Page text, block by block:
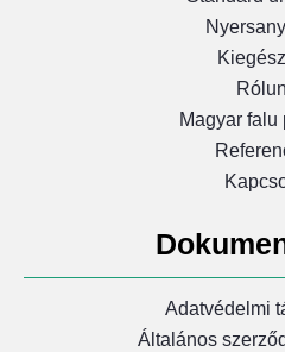
Magyar falu
Adatvédelmi
Általános